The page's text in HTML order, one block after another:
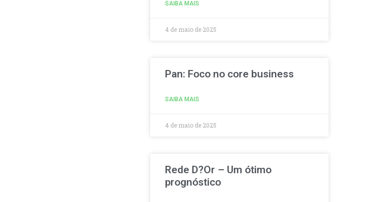
SAIBA MAIS
4 de maio de 2025
Pan: Foco no core business
SAIBA MAIS
4 de maio de 2025
Rede D?Or – Um ótimo
prognóstico